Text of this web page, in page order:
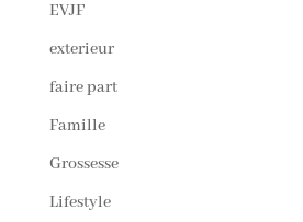
EVJF
exterieur
faire part
Famille
Grossesse
Lifestyle